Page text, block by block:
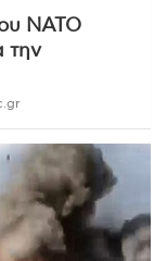
ΝΑΤΟ
την